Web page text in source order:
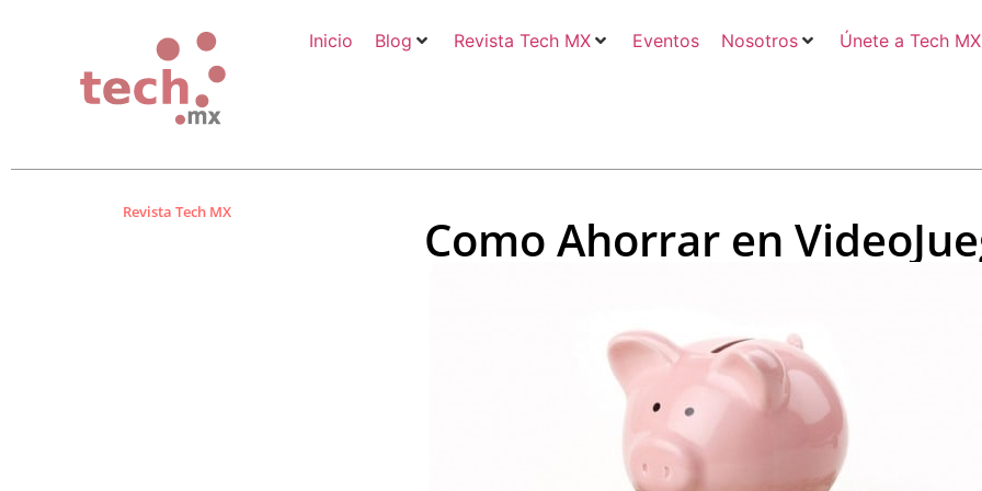
Inicio Blog Revista Tech MX Eventos Nosotros Únete a Tech MX
Revista Tech MX Como Ahorrar en